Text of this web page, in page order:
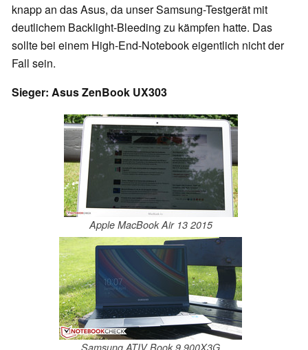
knapp an das Asus, da unser Samsung-Testgerät mit
deutlichem Backlight-Bleeding zu kämpfen hatte. Das
sollte bei einem High-End-Notebook eigentlich nicht der
Fall sein.
Sieger: Asus ZenBook UX303
Apple MacBook Air 13 2015